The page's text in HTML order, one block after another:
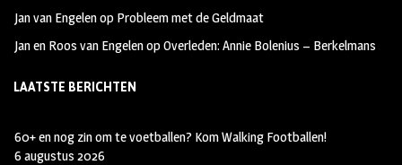
Jan van Engelenop Probleem met de Geldmaat
Jan en Roos van EngelenopOverleden: Annie Bolenius – Berkelmans
LAATSTE BERICHTEN
60+ en nog zin om te voetballen? Kom Walking Footballen!
6 augustus 2026